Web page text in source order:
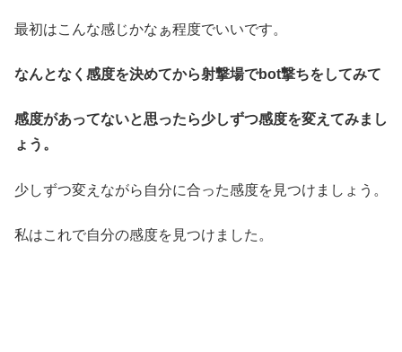
最初はこんな感じかなぁ程度でいいです。
なんとなく感度を決めてから射撃場でbot撃ちをしてみて
感度があってないと思ったら少しずつ感度を変えてみまし
ょう。
少しずつ変えながら自分に合った感度を見つけましょう。
私はこれで自分の感度を見つけました。